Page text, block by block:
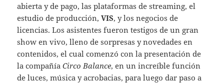
abierta y de pago, las plataformas de streaming, el
estudio de producción, VIS, y los negocios de
licencias. Los asistentes fueron testigos de un gran
show en vivo, lleno de sorpresas y novedades en
contenidos, el cual comenzó con la presentación de
la compañíaCirco Balance, en un increíble función
de luces, música y acrobacias, para luego dar paso a